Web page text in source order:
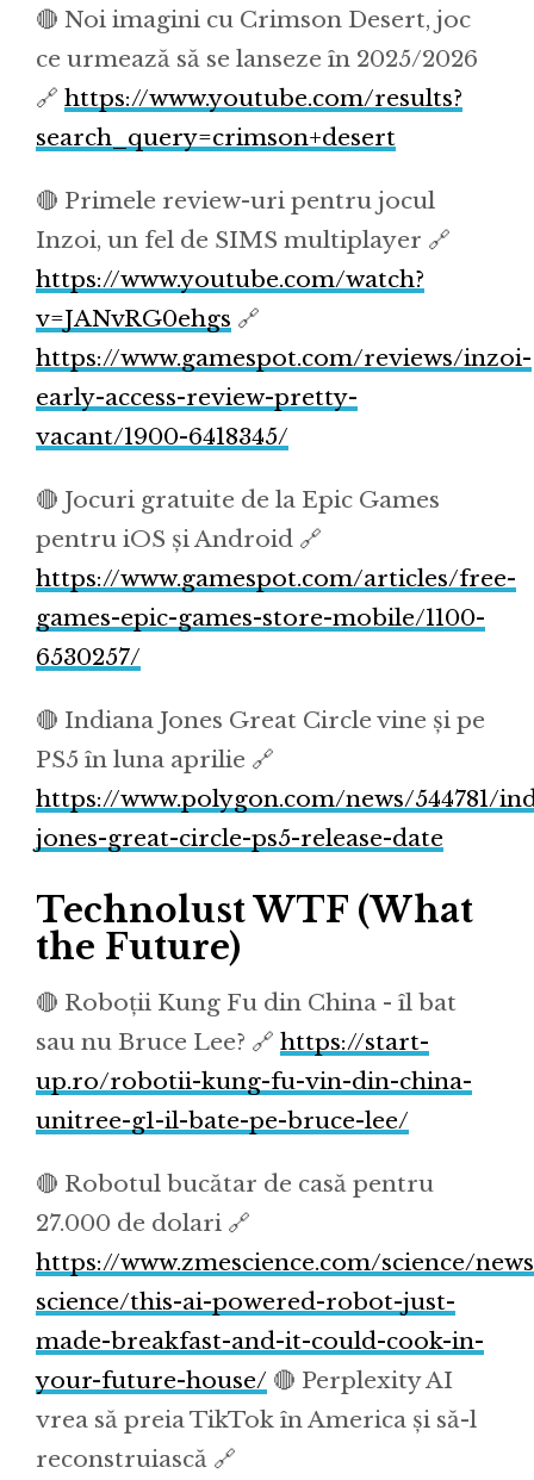
🔴 Noi imagini cu Crimson Desert, joc
ce urmează să se lanseze în 2025/2026
🔗 https://www.youtube.com/results?
search_query=crimson+desert
🔴 Primele review-uri pentru jocul
Inzoi, un fel de SIMS multiplayer 🔗
https://www.youtube.com/watch?
v=JANvRG0ehgs 🔗
https://www.gamespot.com/reviews/inzoi-
early-access-review-pretty-
vacant/1900-6418345/
🔴 Jocuri gratuite de la Epic Games
pentru iOS și Android 🔗
https://www.gamespot.com/articles/free-
games-epic-games-store-mobile/1100-
6530257/
🔴 Indiana Jones Great Circle vine și pe
PS5 în luna aprilie 🔗
https://www.polygon.com/news/544781/
jones-great-circle-ps5-release-date
Technolust WTF (What
the Future)
🔴 Roboții Kung Fu din China - îl bat
sau nu Bruce Lee? 🔗 https://start-
up.ro/robotii-kung-fu-vin-din-china-
unitree-g1-il-bate-pe-bruce-lee/
🔴 Robotul bucătar de casă pentru
27.000 de dolari 🔗
https://www.zmescience.com/science/
science/this-ai-powered-robot-just-
made-breakfast-and-it-could-cook-in-
your-future-house/ 🔴 Perplexity AI
vrea să preia TikTok în America și să-l
reconstruiască 🔗